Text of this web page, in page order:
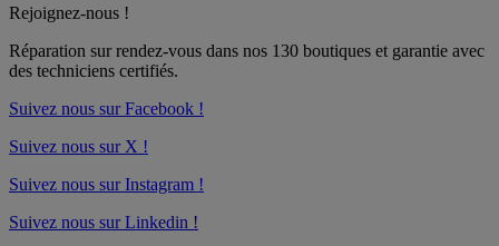
Rejoignez-nous !
Réparation sur rendez-vous dans nos 130 boutiques et garantie avec
des techniciens certifiés.
Suivez nous sur Facebook !
Suivez nous sur X !
Suivez nous sur Instagram !
Suivez nous sur Linkedin !